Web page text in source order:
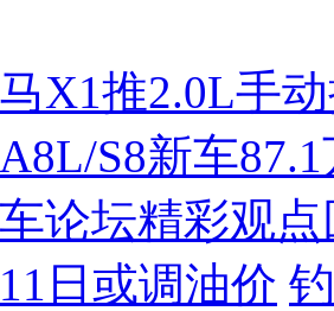
X1推2.0L手
S8新车
论坛精彩观点
日或调油价